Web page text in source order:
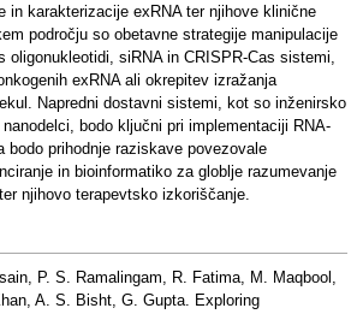
in karakterizacije exRNA ter njihove klinične
področju so obetavne strategije manipulacije
oligonukleotidi, siRNA in CRISPR-Cas sistemi,
exRNA ali okrepitev izražanja
Napredni dostavni sistemi, kot so inženirsko
bodo ključni pri implementaciji RNA-
bodo prihodnje raziskave povezovale
in bioinformatiko za globlje razumevanje
njihovo terapevtsko izkoriščanje.
P. S. Ramalingam, R. Fatima, M. Maqbool,
A. S. Bisht, G. Gupta. Exploring